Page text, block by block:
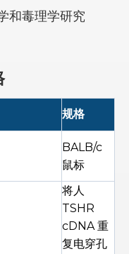
和毒理学研究
规格
BALB/c
鼠标
将人
TSHR
cDNA 重
复电穿孔